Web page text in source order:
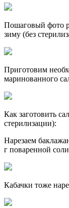
Пошаговый фото
зиму (без
Приготовим
маринованного
Как заготовить
стерилизации):
Нарезаем
г поваренной
Кабачки тоже